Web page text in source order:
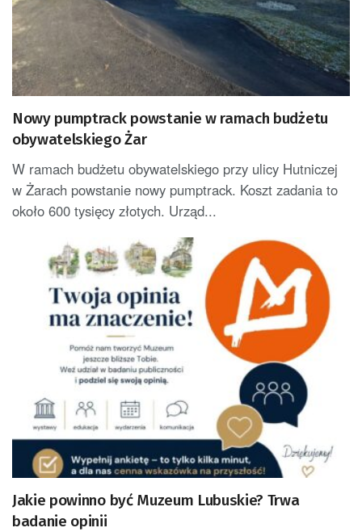
Nowy pumptrack powstanie w ramach budżetu
obywatelskiego Żar
W ramach budżetu obywatelskiego przy ulicy Hutniczej
w Żarach powstanie nowy pumptrack. Koszt zadania to
około 600 tysięcy złotych. Urząd...
Jakie powinno być Muzeum Lubuskie? Trwa
badanie opinii